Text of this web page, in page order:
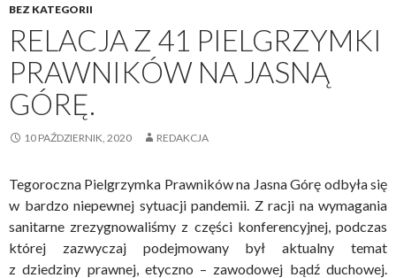
BEZ KATEGORII
RELACJA Z 41 PIELGRZYMKI
PRAWNIKÓW NA JASNĄ
GÓRĘ.
10 PAŹDZIERNIK, 2020 REDAKCJA
Tegoroczna Pielgrzymka Prawników na Jasna Górę odbyła się
w bardzo niepewnej sytuacji pandemii. Z racji na wymagania
sanitarne zrezygnowaliśmy z części konferencyjnej, podczas
której zazwyczaj podejmowany był aktualny temat
z dziedziny prawnej, etyczno – zawodowej bądź duchowej.